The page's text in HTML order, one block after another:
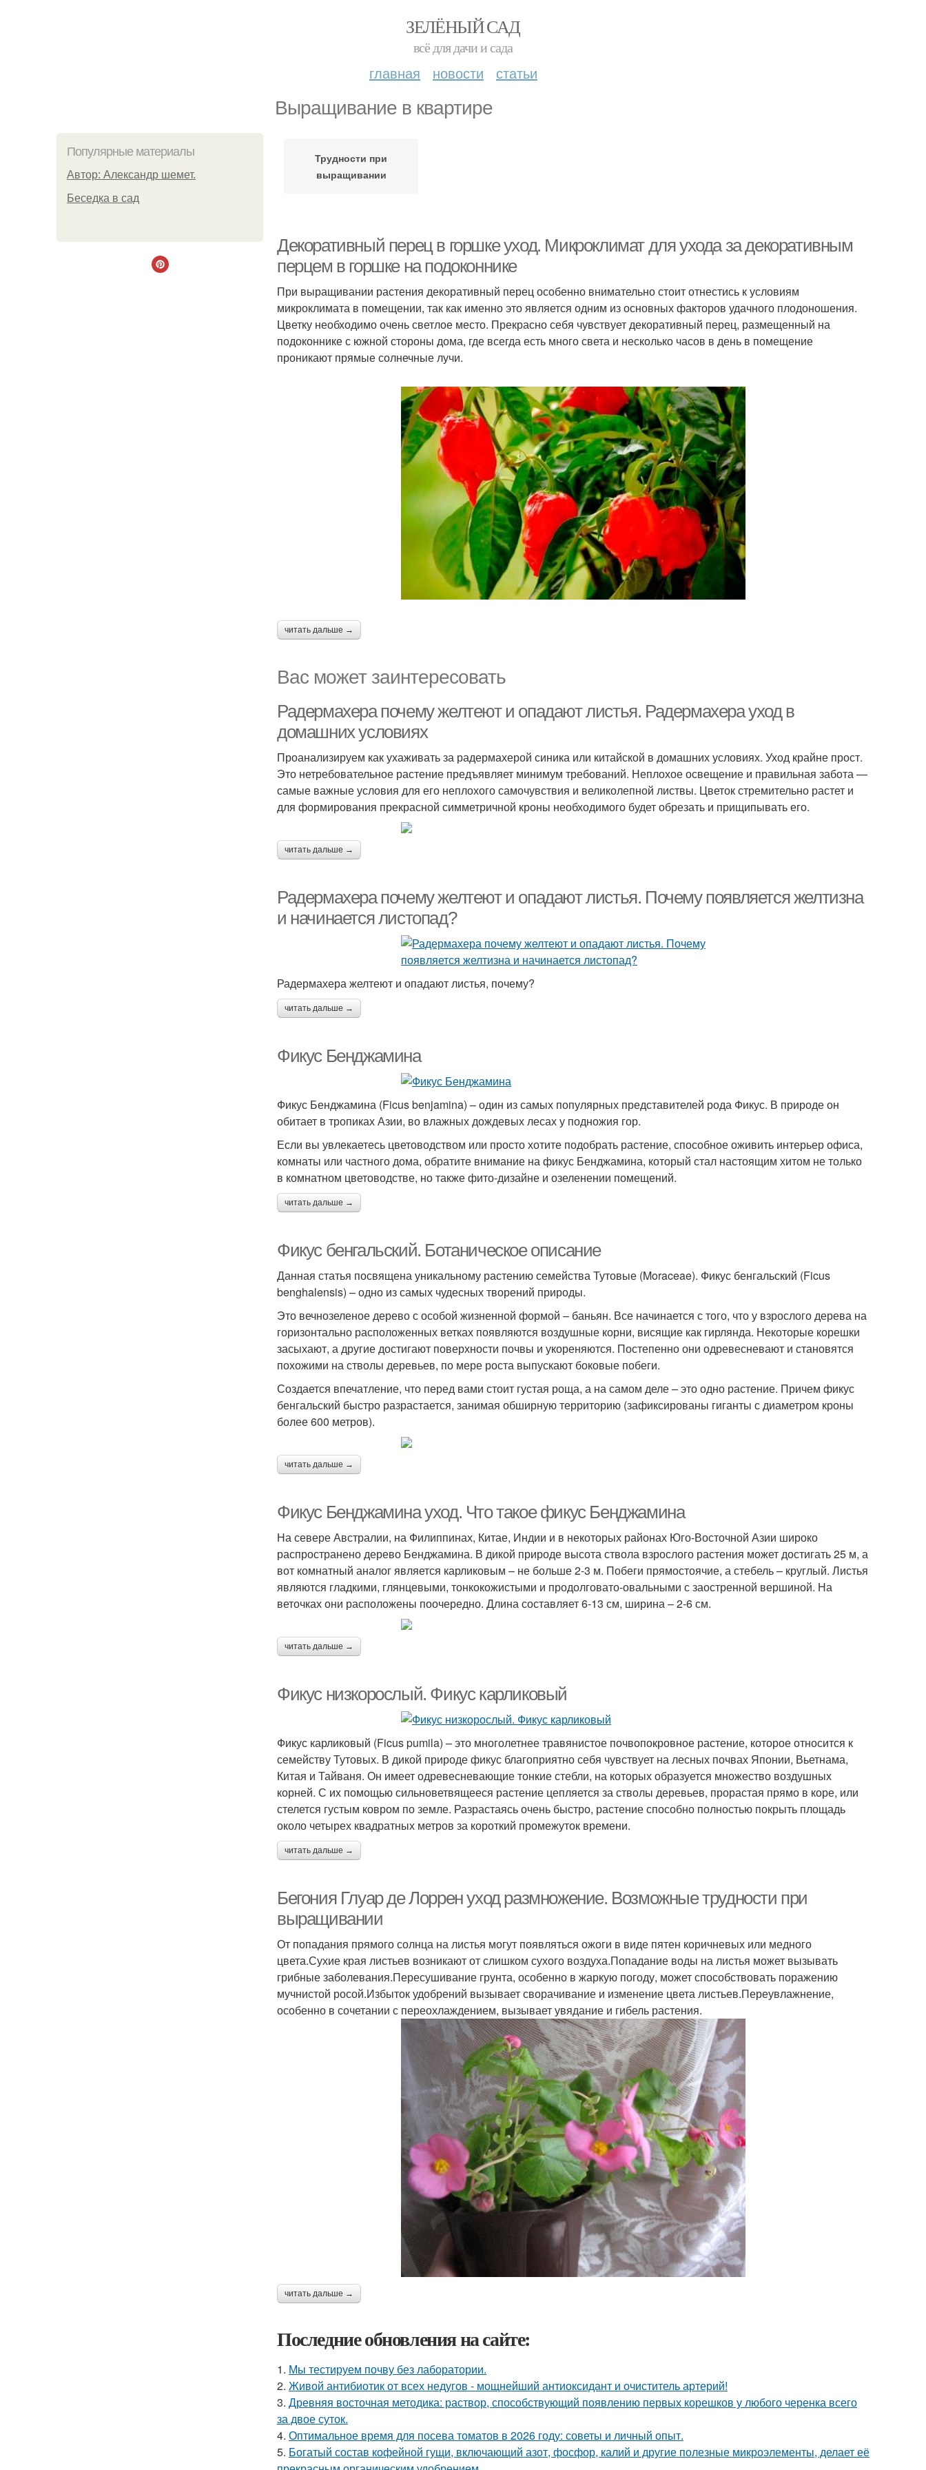
ЗЕЛЁНЫЙ САД
всё для дачи и сада
главная новости статьи
Выращивание в квартире
Популярные материалы
Автор: Александр шемет.
Беседка в сад
Трудности при
выращивании
Декоративный перец в горшке уход. Микроклимат для ухода за декоративным
перцем в горшке на подоконнике
При выращивании растения декоративный перец особенно внимательно стоит отнестись к условиям
микроклимата в помещении, так как именно это является одним из основных факторов удачного плодоношения.
Цветку необходимо очень светлое место. Прекрасно себя чувствует декоративный перец, размещенный на
подоконнике с южной стороны дома, где всегда есть много света и несколько часов в день в помещение
проникают прямые солнечные лучи.
читать дальше →
Вас может заинтересовать
Радермахера почему желтеют и опадают листья. Радермахера уход в
домашних условиях
Проанализируем как ухаживать за радермахерой синика или китайской в домашних условиях. Уход крайне прост.
Это нетребовательное растение предъявляет минимум требований. Неплохое освещение и правильная забота —
самые важные условия для его неплохого самочувствия и великолепной листвы. Цветок стремительно растет и
для формирования прекрасной симметричной кроны необходимого будет обрезать и прищипывать его.
читать дальше →
Радермахера почему желтеют и опадают листья. Почему появляется желтизна
и начинается листопад?
Радермахера желтеют и опадают листья, почему?
читать дальше →
Фикус Бенджамина
Фикус Бенджамина (Ficus benjamina) – один из самых популярных представителей рода Фикус. В природе он
обитает в тропиках Азии, во влажных дождевых лесах у подножия гор.
Если вы увлекаетесь цветоводством или просто хотите подобрать растение, способное оживить интерьер офиса,
комнаты или частного дома, обратите внимание на фикус Бенджамина, который стал настоящим хитом не только
в комнатном цветоводстве, но также фито-дизайне и озеленении помещений.
читать дальше →
Фикус бенгальский. Ботаническое описание
Данная статья посвящена уникальному растению семейства Тутовые (Moraceae). Фикус бенгальский (Ficus
benghalensis) – одно из самых чудесных творений природы.
Это вечнозеленое дерево с особой жизненной формой – баньян. Все начинается с того, что у взрослого дерева на
горизонтально расположенных ветках появляются воздушные корни, висящие как гирлянда. Некоторые корешки
засыхают, а другие достигают поверхности почвы и укореняются. Постепенно они одревесневают и становятся
похожими на стволы деревьев, по мере роста выпускают боковые побеги.
Создается впечатление, что перед вами стоит густая роща, а на самом деле – это одно растение. Причем фикус
бенгальский быстро разрастается, занимая обширную территорию (зафиксированы гиганты с диаметром кроны
более 600 метров).
читать дальше →
Фикус Бенджамина уход. Что такое фикус Бенджамина
На севере Австралии, на Филиппинах, Китае, Индии и в некоторых районах Юго-Восточной Азии широко
распространено дерево Бенджамина. В дикой природе высота ствола взрослого растения может достигать 25 м, а
вот комнатный аналог является карликовым – не больше 2-3 м. Побеги прямостоячие, а стебель – круглый. Листья
являются гладкими, глянцевыми, тонкокожистыми и продолговато-овальными с заостренной вершиной. На
веточках они расположены поочередно. Длина составляет 6-13 см, ширина – 2-6 см.
читать дальше →
Фикус низкорослый. Фикус карликовый
Фикус карликовый (Ficus pumila) – это многолетнее травянистое почвопокровное растение, которое относится к
семейству Тутовых. В дикой природе фикус благоприятно себя чувствует на лесных почвах Японии, Вьетнама,
Китая и Тайваня. Он имеет одревесневающие тонкие стебли, на которых образуется множество воздушных
корней. С их помощью сильноветвящееся растение цепляется за стволы деревьев, прорастая прямо в коре, или
стелется густым ковром по земле. Разрастаясь очень быстро, растение способно полностью покрыть площадь
около четырех квадратных метров за короткий промежуток времени.
читать дальше →
Бегония Глуар де Лоррен уход размножение. Возможные трудности при
выращивании
От попадания прямого солнца на листья могут появляться ожоги в виде пятен коричневых или медного
цвета.Сухие края листьев возникают от слишком сухого воздуха.Попадание воды на листья может вызывать
грибные заболевания.Пересушивание грунта, особенно в жаркую погоду, может способствовать поражению
мучнистой росой.Избыток удобрений вызывает сворачивание и изменение цвета листьев.Переувлажнение,
особенно в сочетании с переохлаждением, вызывает увядание и гибель растения.
читать дальше →
Последние обновления на сайте:
1. Мы тестируем почву без лаборатории.
2. Живой антибиотик от всех недугов - мощнейший антиоксидант и очиститель артерий!
3. Древняя восточная методика: раствор, способствующий появлению первых корешков у любого черенка всего
за двое суток.
4. Оптимальное время для посева томатов в 2026 году: советы и личный опыт.
5. Богатый состав кофейной гущи, включающий азот, фосфор, калий и другие полезные микроэлементы, делает её